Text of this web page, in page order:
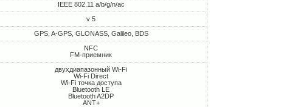
IEEE 802.11 a/b/g/n/ac
v 5
GPS, A-GPS, GLONASS, Galileo, BDS
NFC
FM-приемник
двухдиапазонный Wi-Fi
Wi-Fi Direct
Wi-Fi точка доступа
Bluetooth LE
Bluetooth A2DP
ANT+